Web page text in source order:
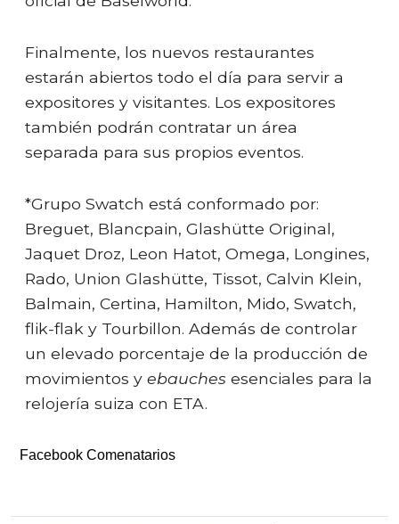
Finalmente, los nuevos restaurantes
estarán abiertos todo el día para servir a
expositores y visitantes. Los expositores
también podrán contratar un área
separada para sus propios eventos.
*Grupo Swatch está conformado por:
Breguet, Blancpain, Glashütte Original,
Jaquet Droz, Leon Hatot, Omega, Longines,
Rado, Union Glashütte, Tissot, Calvin Klein,
Balmain, Certina, Hamilton, Mido, Swatch,
flik-flak y Tourbillon. Además de controlar
un elevado porcentaje de la producción de
movimientos y ebauches esenciales para la
relojería suiza con ETA.
Facebook Comenatarios